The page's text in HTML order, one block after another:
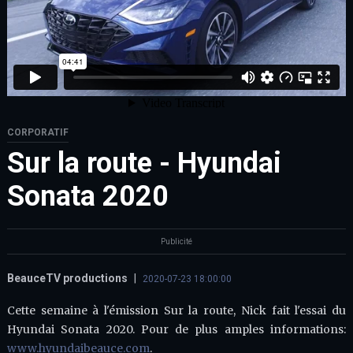
CORPORATIF
Sur la route - Hyundai
Sonata 2020
Publicité
BeauceTV productions 2020-07-23 18:00:00
Cette semaine à l'émission Sur la route, Nick fait l'essai du
Hyundai Sonata 2020. Pour de plus amples informations:
www.hyundaibeauce.com.